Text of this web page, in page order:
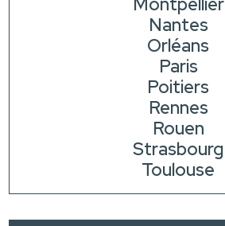
Nantes
Orléans
Paris
Poitiers
Rennes
Rouen
Strasbourg
Toulouse